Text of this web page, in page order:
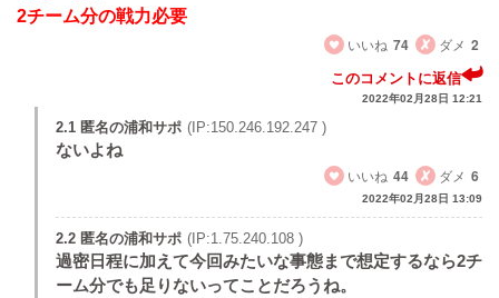
2チーム分の戦力必要
いいね 74 ダメ 2
このコメントに返信
2022年02月28日 12:21
2.1 匿名の浦和サポ (IP:150.246.192.247 )
ないよね
いいね 44 ダメ 6
2022年02月28日 13:09
2.2 匿名の浦和サポ (IP:1.75.240.108 )
過密日程に加えて今回みたいな事態まで想定するなら2チ
ーム分でも足りないってことだろうね。